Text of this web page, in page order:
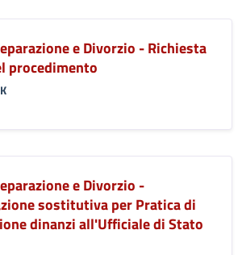
e Divorzio - Richiesta
procedimento
e Divorzio -
sostitutiva per Pratica di
dinanzi all'Ufficiale di Stato